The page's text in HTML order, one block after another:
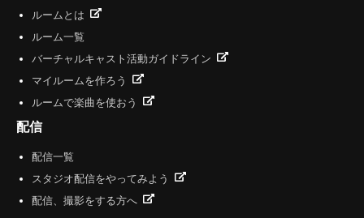
ルームとは
ルーム一覧
バーチャルキャスト活動ガイドライン
マイルームを作ろう
ルームで楽曲を使おう
配信
配信一覧
スタジオ配信をやってみよう
配信、撮影をする方へ